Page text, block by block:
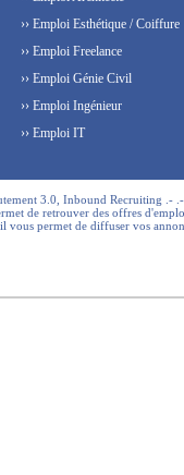
›› Emploi Esthétique / Coiffure
›› Emploi Freelance
›› Emploi Génie Civil
›› Emploi Ingénieur
›› Emploi IT
3.0, Inbound Recruiting .-
de retrouver des offres
vous permet de diffuser vos